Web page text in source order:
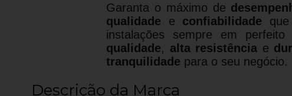
Garanta o máximo de
qualidade e confiabilidade
instalações sempre em
qualidade, alta resistência e
tranquilidade para o seu negócio.
Descrição da Marca